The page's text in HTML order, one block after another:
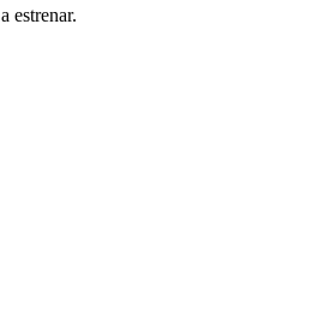
estrenar.